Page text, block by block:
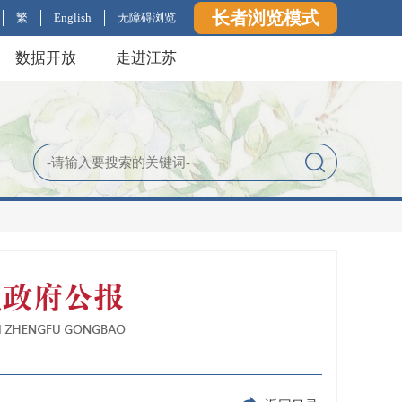
繁 English 无障碍浏览 长者浏览模式
数据开放 走进江苏